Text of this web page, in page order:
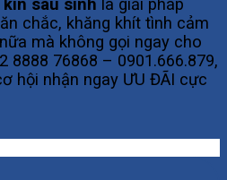
sau sinh là giải pháp
chắc, khăng khít tình cảm
mà không gọi ngay cho
8888 76868 – 0901.666.879,
hội nhận ngay ƯU ĐÃI cực